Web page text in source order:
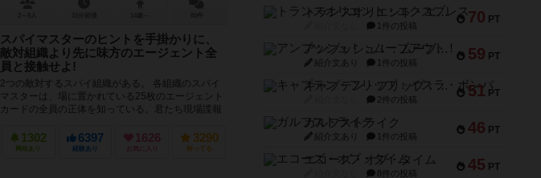
スパイマスターのヒントを手掛かりに、
敵対組織より先に味方のエージェント全
員と接触せよ!
2つの敵対するスパイ組織がある。 各組織のスパイ
マスターは、場に置かれている25枚のエージェント
カードの全員の正体を知っている。君たち現場諜報
1302
興味あり
6397
経験あり
1626
お気に入り
3290
持ってる
70 PT
トランスオリエント・エクスプレス
1件の投稿
59 PT
アンブッシュ！：ムーブアウト！
紹介文あり 1件の投稿
51 PT
キャプテン・フリップ：イスラ・ボンバ
2件の投稿
46 PT
ガルフストライク
紹介文あり 1件の投稿
45 PT
エコーズ・オブ・タイム
8件の投稿